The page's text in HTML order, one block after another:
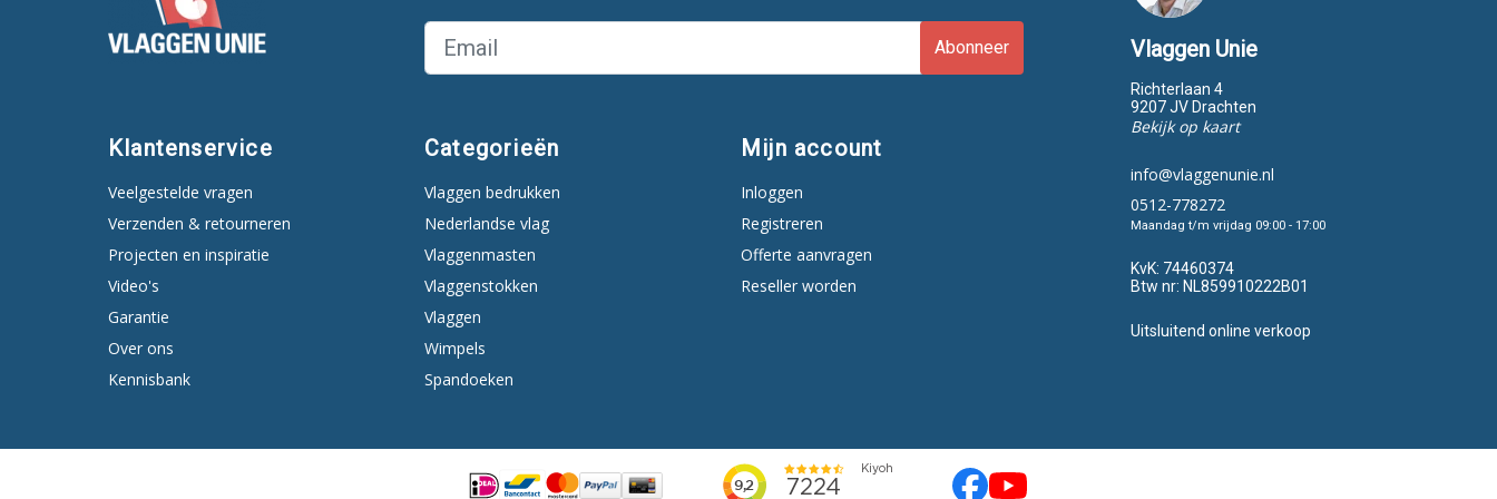
Abonneer
Klantenservice
Veelgestelde vragen
Verzenden & retourneren
Projecten en inspiratie
Video's
Garantie
Over ons
Kennisbank
Categorieën
Vlaggen bedrukken
Nederlandse vlag
Vlaggenmasten
Vlaggenstokken
Vlaggen
Wimpels
Spandoeken
Mijn account
Inloggen
Registreren
Offerte aanvragen
Reseller worden
Vlaggen Unie
Richterlaan 4
9207 JV Drachten
Bekijk op kaart
info@vlaggenunie.nl
0512-778272
Maandag t/m vrijdag 09:00 - 17:00
KvK: 74460374
Btw nr: NL859910222B01
Uitsluitend online verkoop